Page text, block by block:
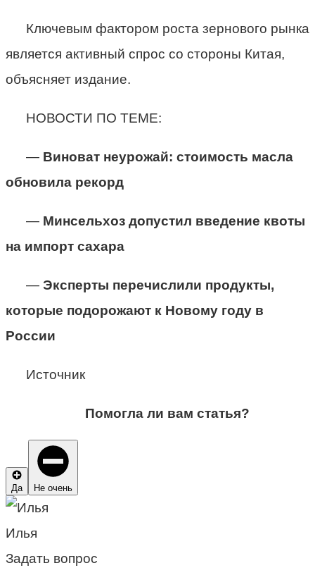
Ключевым фактором роста зернового рынка
является активный спрос со стороны Китая,
объясняет издание.
НОВОСТИ ПО ТЕМЕ:
— Виноват неурожай: стоимость масла
обновила рекорд
— Минсельхоз допустил введение квоты
на импорт сахара
— Эксперты перечислили продукты,
которые подорожают к Новому году в
России
Источник
Помогла ли вам статья?
Да Не очень
Илья
Задать вопрос